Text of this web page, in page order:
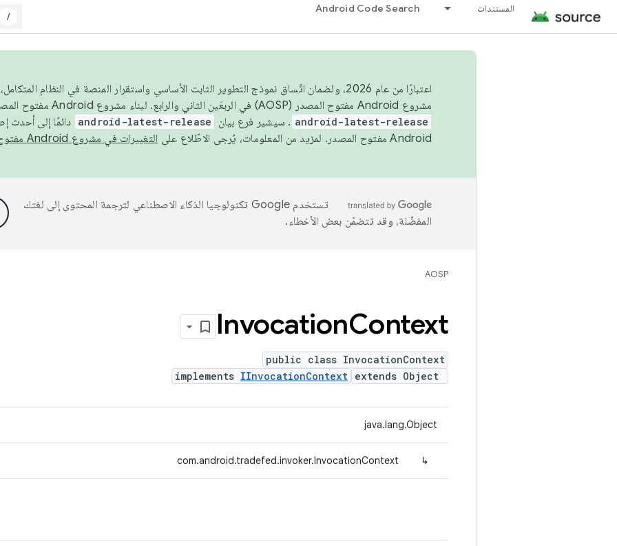
المستندات Android Code Search
/
اعتبارًا من عام 2026، ولضمان اتّساق نموذج التطوير الثابت الأساسي واستقرار المنصة في النظام
مشروع Android مفتوح المصدر (AOSP) في الربعَين الثاني والرابع. لبناء مشروع Android مفتوح المصدر والمساهمة فيه، استخدِم
android-latest-release . سيشير فرع بيان android-latest-release دائمًا إلى أحدث
Android مفتوح المصدر. لمزيد من المعلومات، يُرجى الاطّلاع على
التغييرات في مشروع Android مفتوح المصدر
تستخدم Google تكنولوجيا الذكاء الاصطناعي لترجمة المحتوى إلى لغتك
المفضّلة، وقد تتضمّن بعض الأخطاء.
AOSP
InvocationContext
public class InvocationContext
extends Object
implements IInvocationContext
java.lang.Object
↳
com.android.tradefed.invoker.InvocationContext